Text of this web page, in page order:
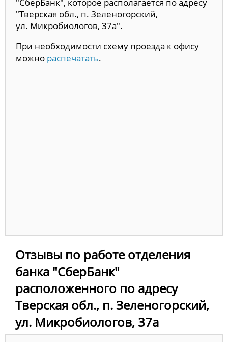
"СберБанк", которое располагается по адресу
"Тверская обл., п. Зеленогорский,
ул. Микробиологов, 37а".
При необходимости схему проезда к офису
можно распечатать.
Отзывы по работе отделения
банка "СберБанк"
расположенного по адресу
Тверская обл., п. Зеленогорский,
ул. Микробиологов, 37а